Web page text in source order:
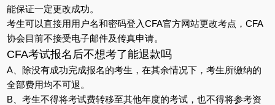
能保证一定更改成功。
考生可以直接用用户名和密码登入CFA官方网站更改考点，CFA
协会目前不接受电子邮件及传真申请。
CFA考试报名后不想考了能退款吗
A、除没有成功完成报名的考生，在其余情况下，考生所缴纳的
全部费用均不可退。
B、考生不得将考试费转移至其他年度的考试，也不得将参考资